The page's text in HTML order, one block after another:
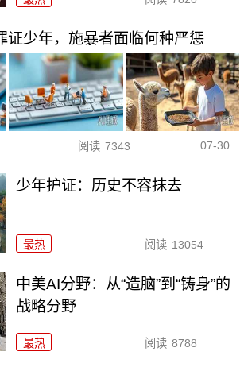
证少年，施暴者面临何种严惩
阅读 7343 07-30
少年护证：历史不容抹去
最热 阅读 13054
中美AI分野：从“造脑”到“铸身”的
战略分野
最热 阅读 8788